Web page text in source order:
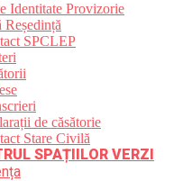
Identitate Provizorie
Reședință
SPCLEP
de căsătorie
Stare Civilă
SPAȚIILOR VERZI